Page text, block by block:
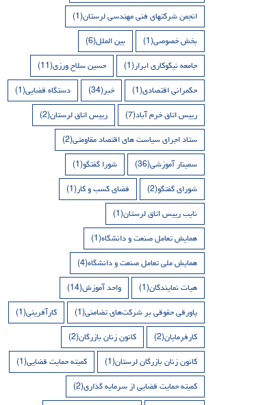
انجمن شرکتهای فنی مهندسی لرستان(1)
بخش خصوصی(1) بین الملل(6)
جامعه نیکوکاری ابرار(1) حسین سلاح ورزی(11)
حکمرانی اقتصادی(1) خبر(34) دستگاه قضایی(1)
رییس اتاق خرم آباد(7) رییس اتاق لرستان(2)
ستاد اجرای سیاست های اقتصاد مقاومتی(2)
سمینار آموزشی(36) شورا گفتگو(1)
شورای گفتگو(2) فضای کسب و کار(1)
نایب رییس اتاق لرستان(1)
همایش تعامل صنعت و دانشگاه(1)
همایش ملی تعامل صنعت و دانشگاه(4)
هیات نمایندگان(1) واحد آموزش(14)
پاورقی حقوقی بر شرکت‌های تضامنی(1) کارآفرینی(1)
کارفرمایان(2) کانون زنان بازرگان(2)
کانون زنان بازرگان لرستان(1) کمیته حمایت قضایی(1)
کمیته حمایت قضایی از سرمایه گذاری(2)